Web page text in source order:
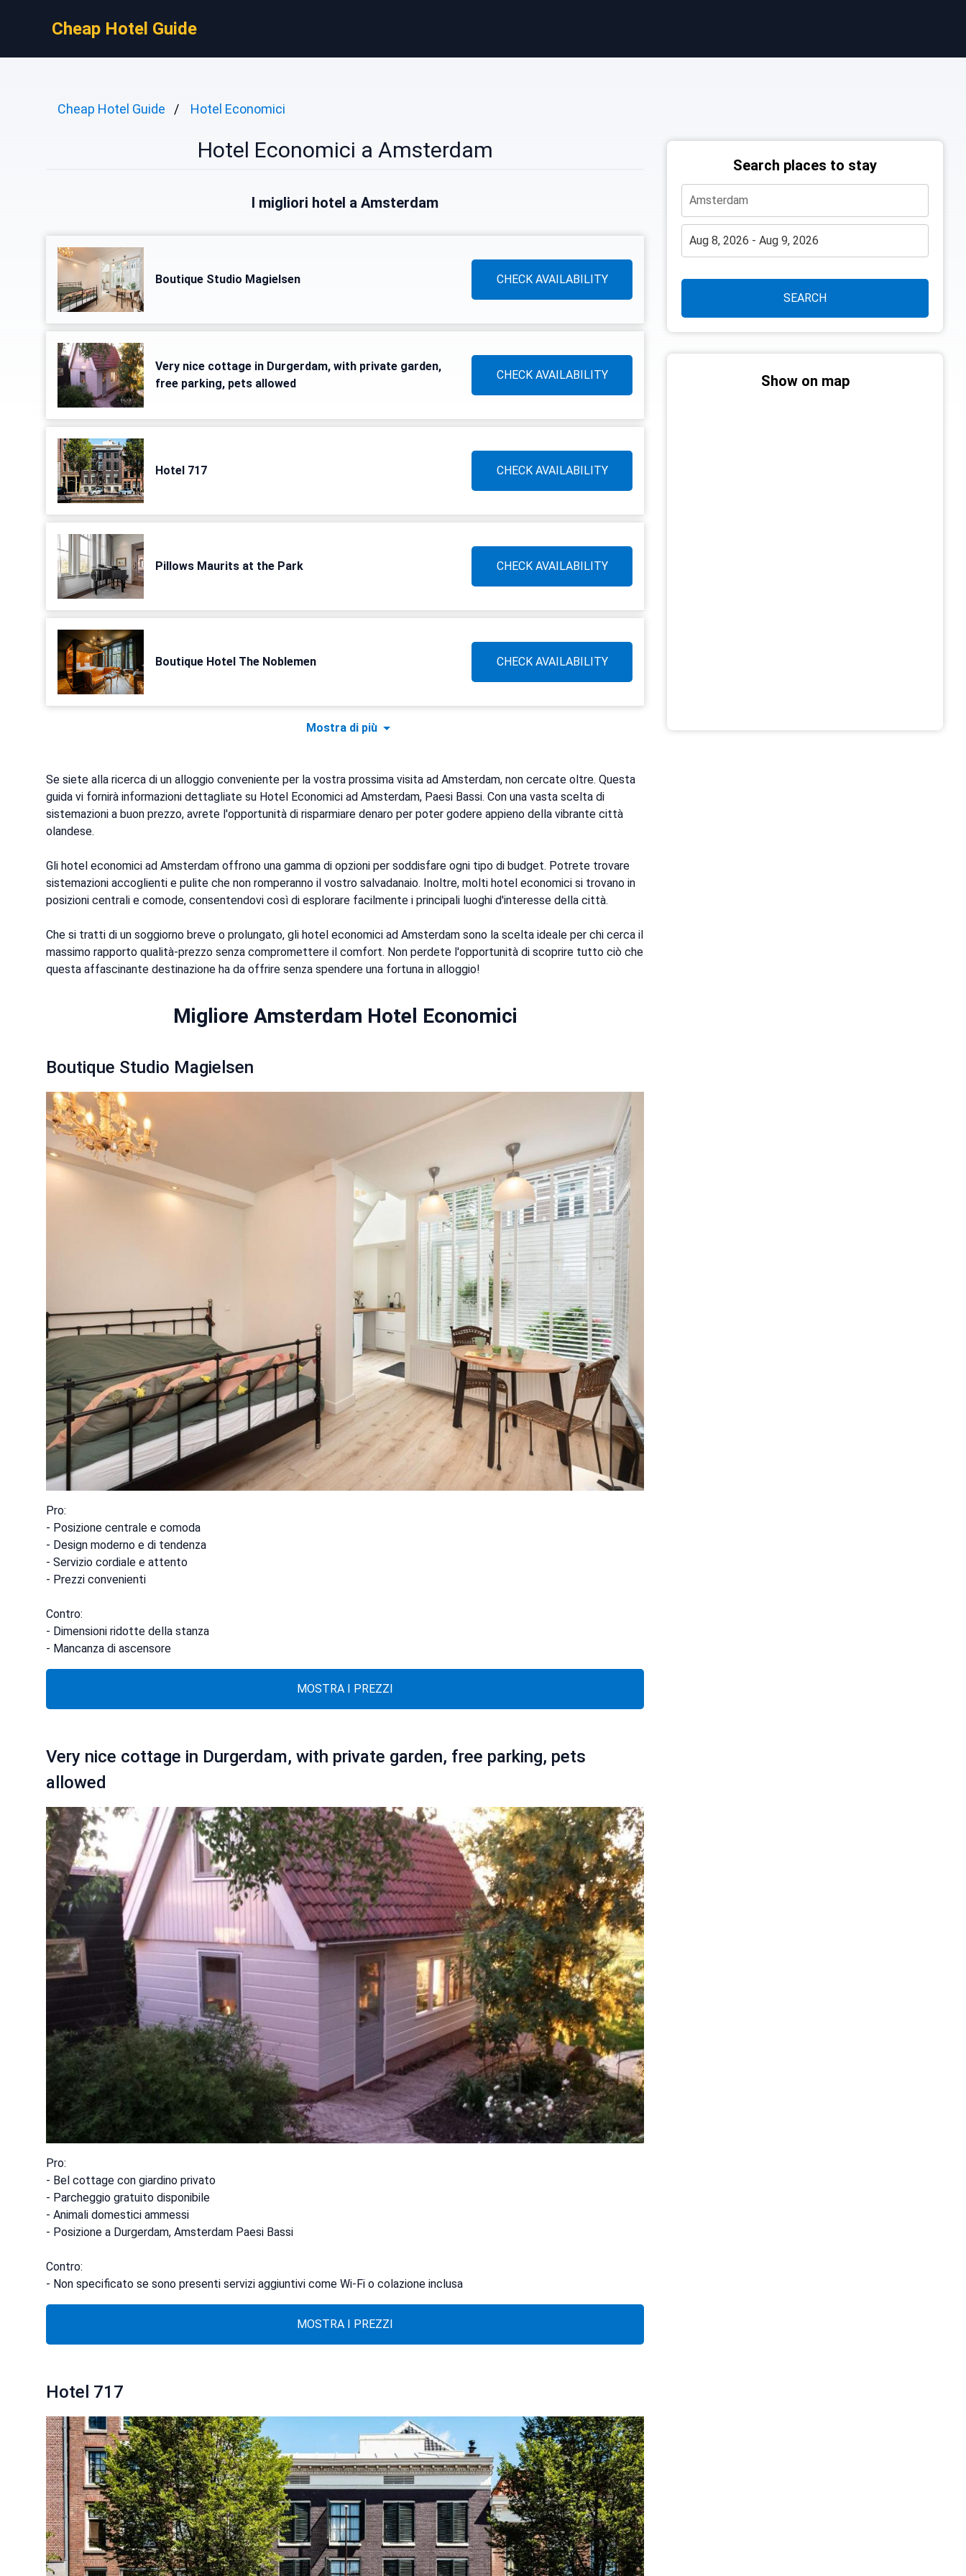
Cheap Hotel Guide
Cheap Hotel Guide Hotel Economici
Hotel Economici a Amsterdam
I migliori hotel a Amsterdam
Boutique Studio Magielsen CHECK AVAILABILITY
Very nice cottage in Durgerdam, with private garden,
free parking, pets allowed
CHECK AVAILABILITY
Hotel 717 CHECK AVAILABILITY
Pillows Maurits at the Park CHECK AVAILABILITY
Boutique Hotel The Noblemen CHECK AVAILABILITY
Mostra di più
Se siete alla ricerca di un alloggio conveniente per la vostra prossima visita ad Amsterdam, non cercate oltre. Questa
guida vi fornirà informazioni dettagliate su Hotel Economici ad Amsterdam, Paesi Bassi. Con una vasta scelta di
sistemazioni a buon prezzo, avrete l'opportunità di risparmiare denaro per poter godere appieno della vibrante città
olandese.
Gli hotel economici ad Amsterdam offrono una gamma di opzioni per soddisfare ogni tipo di budget. Potrete trovare
sistemazioni accoglienti e pulite che non romperanno il vostro salvadanaio. Inoltre, molti hotel economici si trovano in
posizioni centrali e comode, consentendovi così di esplorare facilmente i principali luoghi d'interesse della città.
Che si tratti di un soggiorno breve o prolungato, gli hotel economici ad Amsterdam sono la scelta ideale per chi cerca il
massimo rapporto qualità-prezzo senza compromettere il comfort. Non perdete l'opportunità di scoprire tutto ciò che
questa affascinante destinazione ha da offrire senza spendere una fortuna in alloggio!
Migliore Amsterdam Hotel Economici
Boutique Studio Magielsen
Pro:
- Posizione centrale e comoda
- Design moderno e di tendenza
- Servizio cordiale e attento
- Prezzi convenienti
Contro:
- Dimensioni ridotte della stanza
- Mancanza di ascensore
MOSTRA I PREZZI
Very nice cottage in Durgerdam, with private garden, free parking, pets
allowed
Pro:
- Bel cottage con giardino privato
- Parcheggio gratuito disponibile
- Animali domestici ammessi
- Posizione a Durgerdam, Amsterdam Paesi Bassi
Contro:
- Non specificato se sono presenti servizi aggiuntivi come Wi-Fi o colazione inclusa
MOSTRA I PREZZI
Hotel 717
Search places to stay
SEARCH
Show on map